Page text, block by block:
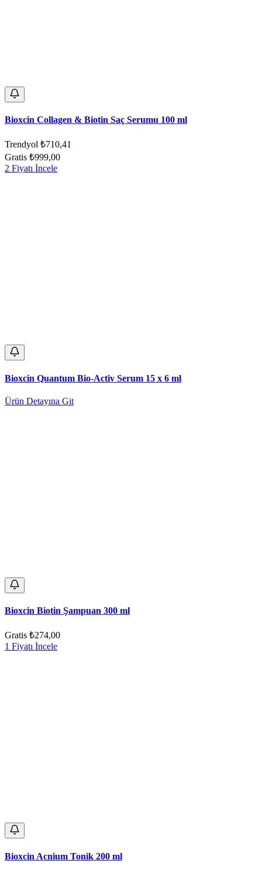
Bioxcin Collagen & Biotin Saç Serumu 100 ml
Trendyol ₺710,41
Gratis ₺999,00
2 Fiyatı İncele
Bioxcin Quantum Bio-Activ Serum 15 x 6 ml
Ürün Detayına Git
Bioxcin Biotin Şampuan 300 ml
Gratis ₺274,00
1 Fiyatı İncele
Bioxcin Acnium Tonik 200 ml